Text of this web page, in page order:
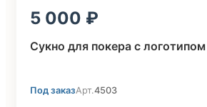
5 000
Сукно для покера с логотипом
Под заказАрт.4503